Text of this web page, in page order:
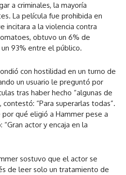
a criminales, la mayoría
La película fue prohibida en
incitara a la violencia contra
obtuvo un 6% de
93% entre el público.
con hostilidad en un turno de
un usuario le preguntó por
tras haber hecho “algunas de
“Para superarlas todas”.
qué eligió a Hammer pese a
actor y encaja en la
sostuvo que el actor se
de leer solo un tratamiento de